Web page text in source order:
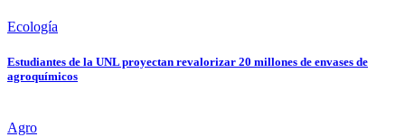
Ecología
Estudiantes de la UNL proyectan revalorizar 20 millones de envases de
agroquímicos
Agro